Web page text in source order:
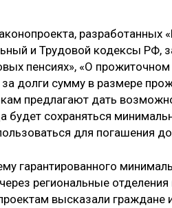
разработанных
и Трудовой кодексы РФ,
пенсиях», «О
долги сумму в размере
предлагают дать
будет сохраняться
для погашения
гарантированного
региональные
высказали граждане